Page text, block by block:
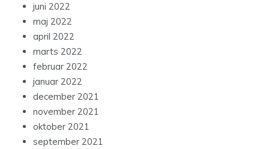
juni 2022
maj 2022
april 2022
marts 2022
februar 2022
januar 2022
december 2021
november 2021
oktober 2021
september 2021